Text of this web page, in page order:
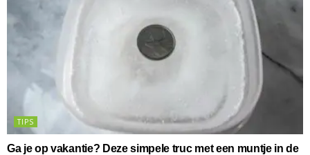
TIPS
Ga je op vakantie? Deze simpele truc met een muntje in de